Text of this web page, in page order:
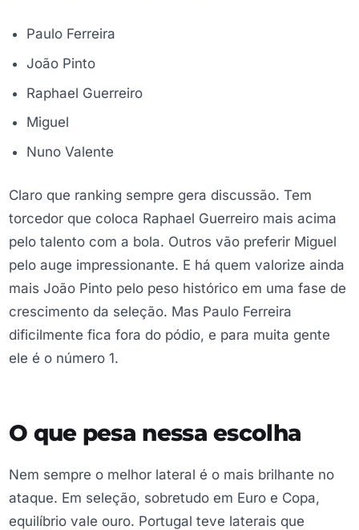
Paulo Ferreira
João Pinto
Raphael Guerreiro
Miguel
Nuno Valente
Claro que ranking sempre gera discussão. Tem
torcedor que coloca Raphael Guerreiro mais acima
pelo talento com a bola. Outros vão preferir Miguel
pelo auge impressionante. E há quem valorize ainda
mais João Pinto pelo peso histórico em uma fase de
crescimento da seleção. Mas Paulo Ferreira
dificilmente fica fora do pódio, e para muita gente
ele é o número 1.
O que pesa nessa escolha
Nem sempre o melhor lateral é o mais brilhante no
ataque. Em seleção, sobretudo em Euro e Copa,
equilíbrio vale ouro. Portugal teve laterais que